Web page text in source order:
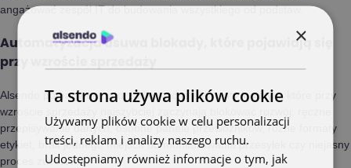
angażować zespół IT do budowania wszystkiego od podstaw.
Automatyzacja usuwa blokady, które pojawiają się
przy wzroście sprzedaży
Alsendo pomaga też uporządkować te elementy logistyki, które przy
wzroście sprzedaży najszybciej zaczynają blokować rozwój: ręczne
przepisywanie danych, osobne panele przewoźników, różne formaty
etykiet, brak jednego miejsca do monitorowania przesyłek czy niejasny
proces zwrotów.
×
Ta strona używa plików cookie
Używamy plików cookie w celu personalizacji
treści, reklam i analizy naszego ruchu.
Udostępniamy również informacje o tym, jak